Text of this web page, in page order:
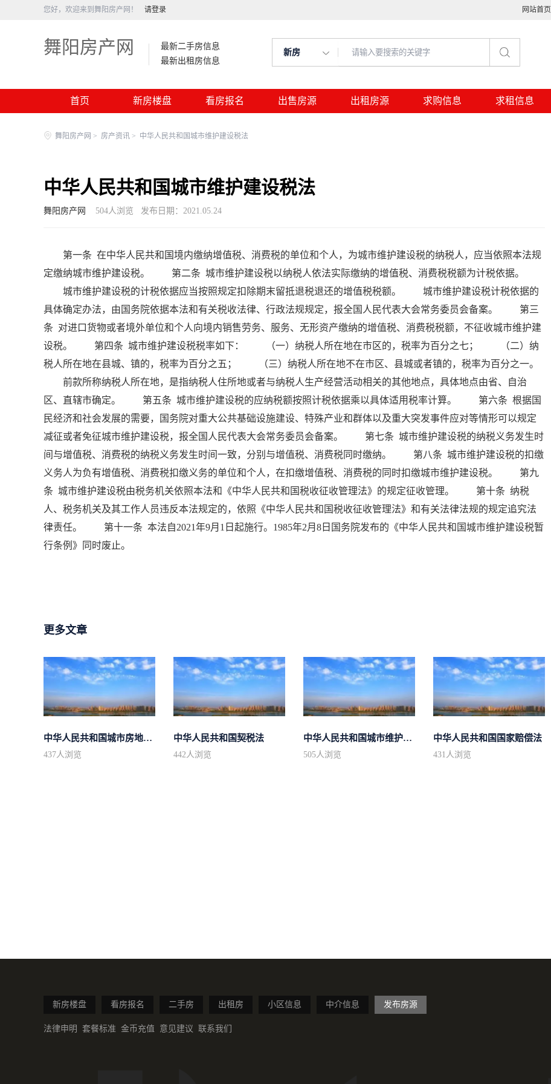
您好，欢迎来到舞阳房产网！ 请登录 网站首页
舞阳房产网
最新二手房信息
最新出租房信息
新房
首页 新房楼盘 看房报名 出售房源 出租房源 求购信息 求租信息
舞阳房产网 > 房产资讯 > 中华人民共和国城市维护建设税法
中华人民共和国城市维护建设税法
舞阳房产网 504人浏览 发布日期：2021.05.24
第一条 在中华人民共和国境内缴纳增值税、消费税的单位和个人，为城市维护建设税的纳税人，应当依照本法规
定缴纳城市维护建设税。 第二条 城市维护建设税以纳税人依法实际缴纳的增值税、消费税税额为计税依据。
城市维护建设税的计税依据应当按照规定扣除期末留抵退税退还的增值税税额。 城市维护建设税计税依据的
具体确定办法，由国务院依据本法和有关税收法律、行政法规规定，报全国人民代表大会常务委员会备案。 第三
条 对进口货物或者境外单位和个人向境内销售劳务、服务、无形资产缴纳的增值税、消费税税额，不征收城市维护建
设税。 第四条 城市维护建设税税率如下： （一）纳税人所在地在市区的，税率为百分之七； （二）纳
税人所在地在县城、镇的，税率为百分之五； （三）纳税人所在地不在市区、县城或者镇的，税率为百分之一。
前款所称纳税人所在地，是指纳税人住所地或者与纳税人生产经营活动相关的其他地点，具体地点由省、自治
区、直辖市确定。 第五条 城市维护建设税的应纳税额按照计税依据乘以具体适用税率计算。 第六条 根据国
民经济和社会发展的需要，国务院对重大公共基础设施建设、特殊产业和群体以及重大突发事件应对等情形可以规定
减征或者免征城市维护建设税，报全国人民代表大会常务委员会备案。 第七条 城市维护建设税的纳税义务发生时
间与增值税、消费税的纳税义务发生时间一致，分别与增值税、消费税同时缴纳。 第八条 城市维护建设税的扣缴
义务人为负有增值税、消费税扣缴义务的单位和个人，在扣缴增值税、消费税的同时扣缴城市维护建设税。 第九
条 城市维护建设税由税务机关依照本法和《中华人民共和国税收征收管理法》的规定征收管理。 第十条 纳税
人、税务机关及其工作人员违反本法规定的，依照《中华人民共和国税收征收管理法》和有关法律法规的规定追究法
律责任。 第十一条 本法自2021年9月1日起施行。1985年2月8日国务院发布的《中华人民共和国城市维护建设税暂
行条例》同时废止。
更多文章
中华人民共和国城市房地产管理法
437人浏览
中华人民共和国契税法
442人浏览
中华人民共和国城市维护建设税法
505人浏览
中华人民共和国国家赔偿法
431人浏览
新房楼盘 看房报名 二手房 出租房 小区信息 中介信息 发布房源
法律申明 套餐标准 金币充值 意见建议 联系我们